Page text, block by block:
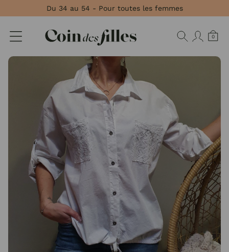
Du 34 au 54 - Pour toutes les femmes
0
Panneau de gestion des cookies